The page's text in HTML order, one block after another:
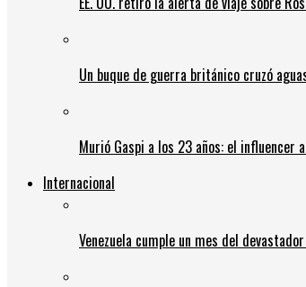
Un buque de guerra británico cruzó
Murió Gaspi a los 23 años: el
Internacional
Venezuela cumple un mes del